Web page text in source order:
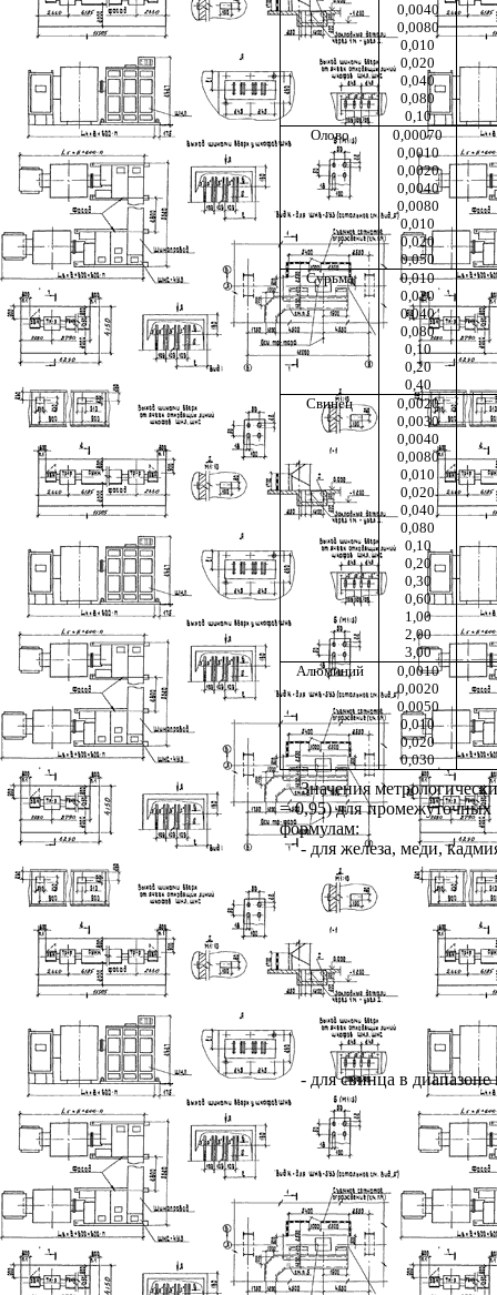
0,0040
0,0080
0,010
0,020
0,040
0,080
0,10
Олово
0,00070
0,0010
0,0020
0,0040
0,0080
0,010
0,020
0,050
Сурьма
0,010
0,020
0,040
0,080
0,10
0,20
0,40
Свинец
0,0020
0,0030
0,0040
0,0080
0,010
0,020
0,040
0,080
0,10
0,20
0,30
0,60
1,00
2,00
3,00
Алюминий
0,0010
0,0020
0,0050
0,010
0,020
0,030
Значения
= 0,95) для промежуточных
формулам:
- для железа, меди,
- для свинца в